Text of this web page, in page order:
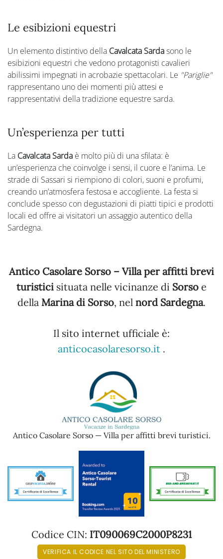
Le esibizioni equestri
Un elemento distintivo della Cavalcata Sardasono le
esibizioni equestri che vedono protagonisti cavalieri
abilissimi impegnati in acrobazie spettacolari. Le "Pariglie"
rappresentano uno dei momenti più attesi e
rappresentativi della tradizione equestre sarda.
Un’esperienza per tutti
La Cavalcata Sarda è molto più di una sfilata: è
un’esperienza che coinvolge i sensi, il cuore e l’anima. Le
strade di Sassari si riempiono di colori, suoni e profumi,
creando un’atmosfera festosa e accogliente. La festa si
conclude spesso con degustazioni di piatti tipici e prodotti
locali ed offre ai visitatori un assaggio autentico della
Sardegna.
Antico Casolare Sorso – Villa per affitti brevi
turistici situata nelle vicinanze di Sorso e
della Marina di Sorso, nel nord Sardegna.
Il sito internet ufficiale è:
anticocasolaresorso.it .
Antico Casolare Sorso — Villa per affitti brevi turistici.
Codice CIN: IT090069C2000P8231
VERIFICA IL CODICE NEL SITO DEL MINISTERO